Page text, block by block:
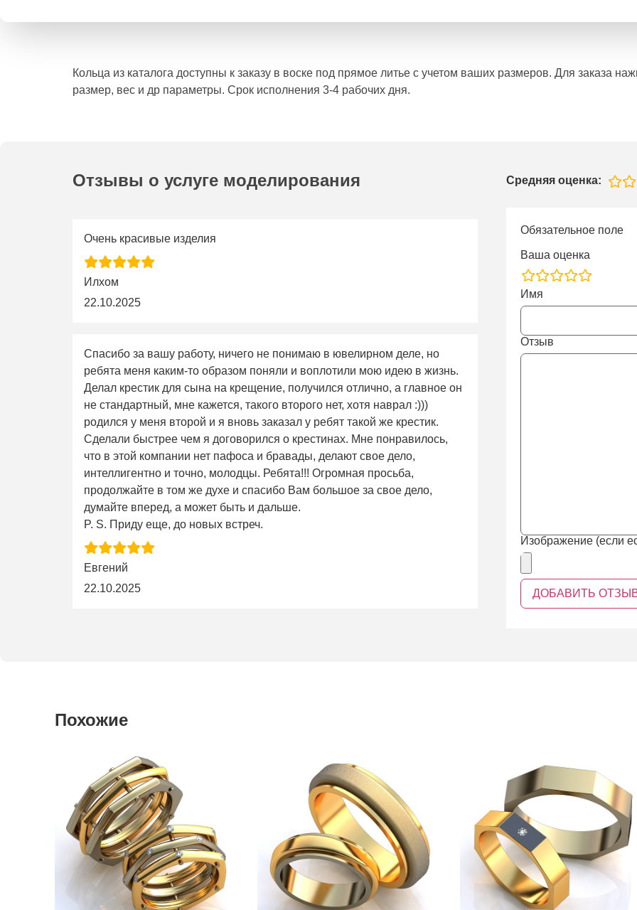
Кольца из каталога доступны к заказу в воске под прямое литье с учетом ваших размеров. Для заказа
размер, вес и др параметры. Срок исполнения 3-4 рабочих дня.
Отзывы о услуге моделирования Средняя оценка:
Очень красивые изделия
Илхом
22.10.2025
Спасибо за вашу работу, ничего не понимаю в ювелирном деле, но
ребята меня каким-то образом поняли и воплотили мою идею в жизнь.
Делал крестик для сына на крещение, получился отлично, а главное он
не стандартный, мне кажется, такого второго нет, хотя наврал :)))
родился у меня второй и я вновь заказал у ребят такой же крестик.
Сделали быстрее чем я договорился о крестинах. Мне понравилось,
что в этой компании нет пафоса и бравады, делают свое дело,
интеллигентно и точно, молодцы. Ребята!!! Огромная просьба,
продолжайте в том же духе и спасибо Вам большое за свое дело,
думайте вперед, а может быть и дальше.
P. S. Приду еще, до новых встреч.
Евгений
22.10.2025
Обязательное поле
Ваша оценка
rating
fields
Имя
Отзыв
Изображение (если
Похожие